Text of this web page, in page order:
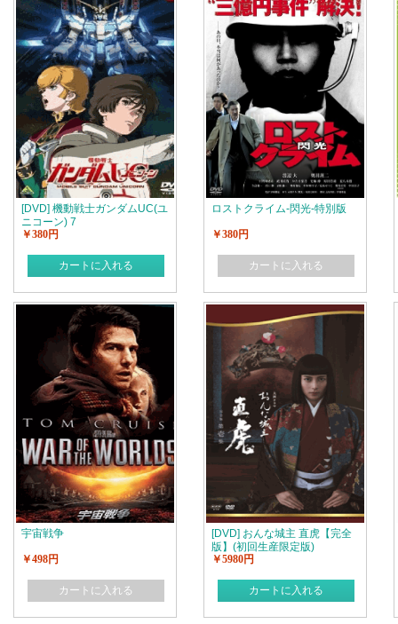
[DVD] 機動戦士ガンダムUC(ユ
ニコーン) 7
￥380円
カートに入れる
ロストクライム-閃光-特別版
￥380円
カートに入れる
宇宙戦争
￥498円
カートに入れる
[DVD] おんな城主 直虎【完全
版】(初回生産限定版)
￥5980円
カートに入れる